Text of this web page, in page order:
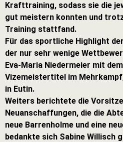
Krafttraining, sodass sie die
gut meistern konnten und
Training stattfand.
Für das sportliche Highlight
der nur sehr wenige
Eva-Maria Niedermeier mit
Vizemeistertitel im
in Eutin.
Weiters berichtete die
Neuanschaffungen, die die
neue Barrenholme und eine
bedankte sich Sabine Willisch